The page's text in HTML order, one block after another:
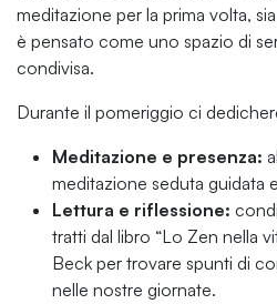
meditazione per la prima volta,
è pensato come uno spazio di
condivisa.
Durante il pomeriggio ci
Meditazione e presenza:
meditazione seduta guidata
Lettura e riflessione:
tratti dal libro “Lo Zen nella
Beck per trovare spunti di
nelle nostre giornate.